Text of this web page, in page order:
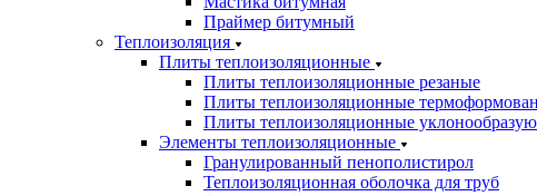
Праймер битумный
Теплоизоляция
Плиты теплоизоляционные
Плиты теплоизоляционные резаные
Плиты теплоизоляционные
Плиты теплоизоляционные
Элементы теплоизоляционные
Гранулированный пенополистирол
Теплоизоляционная оболочка для труб